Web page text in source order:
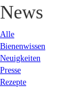
News
Alle
Bienenwissen
Neuigkeiten
Presse
Rezepte